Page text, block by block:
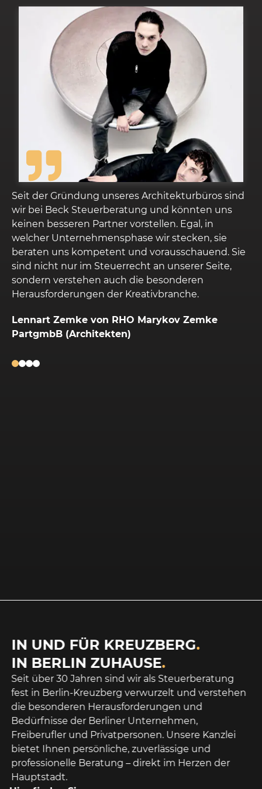
Sie
Nach viermaligem Wechsel des Steuerbüros habe
ich mit der Beck Steuerberatung endlich den
Steuerberater meines Vertrauens gefunden! Zuvor
hatte ich leider immer wieder negative
Erfahrungen gemacht. Herr Beck versteht den
Charakter meines Unternehmens, er arbeitet
äußerst verantwortungsvoll und hat ein breites
Spektrum an Kompetenzen. Vor allem aber ist er
erreichbar und hat stets funktionierende
Lösungen. Zum ersten Mal habe ich einen
erlebt hatte, mehr oder weniger gut um die
IN UND FÜR KREUZBERG.
IN BERLIN ZUHAUSE.
Seit über 30 Jahren sind wir als Steuerberatung
fest in Berlin-Kreuzberg verwurzelt und verstehen
die besonderen Herausforderungen und
Bedürfnisse der Berliner Unternehmen,
Freiberufler und Privatpersonen. Unsere Kanzlei
bietet Ihnen persönliche, zuverlässige und
professionelle Beratung – direkt im Herzen der
Hauptstadt.